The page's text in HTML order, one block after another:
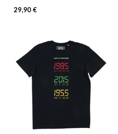
29,90 €